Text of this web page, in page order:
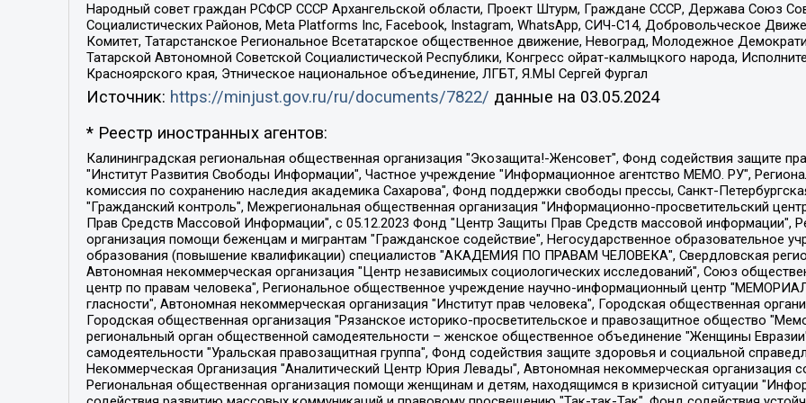
Народный совет граждан РСФСР СССР Архангельской области, Проект Штурм, Граждане СССР, Держава Союз
Социалистических Районов, Meta Platforms Inc, Facebook, Instagram, WhatsApp, СИЧ-С14, Добровольческое
Комитет, Татарстанское Региональное Всетатарское общественное движение, Невоград, Молодежное
Татарской Автономной Советской Социалистической Республики, Конгресс ойрат-калмыцкого народа,
Красноярского края, Этническое национальное объединение, ЛГБТ, Я.МЫ Сергей Фургал
Источник: https://minjust.gov.ru/ru/documents/7822/ данные на 03.05.2024
* Реестр иностранных агентов:
Калининградская региональная общественная организация "Экозащита!-Женсовет", Фонд содействия защите прав и свобод граждан "Общественный вердикт", Фонд "Институт Развития Свободы Информации", Частное учреждение "Информационное агентство МЕМО. РУ", Региональная общественная организация "Общественная комиссия по сохранению наследия академика Сахарова", Фонд поддержки свободы прессы, Санкт-Петербургская общественная правозащитная организация "Гражданский контроль", Межрегиональная общественная организация "Информационно-просветительский центр "Мемориал", Региональный Фонд "Центр Защиты Прав Средств Массовой Информации", с 05.12.2023 Фонд "Центр Защиты Прав Средств массовой информации", Региональная общественная благотворительная организация помощи беженцам и мигрантам "Гражданское содействие", Негосударственное образовательное учреждение дополнительного профессионального образования (повышение квалификации) специалистов "АКАДЕМИЯ ПО ПРАВАМ ЧЕЛОВЕКА", Свердловская региональная общественная организация "Сутяжник", Автономная некоммерческая организация "Центр независимых социологических исследований", Союз общественных объединений "Российский исследовательский центр по правам человека", Региональное общественное учреждение научно-информационный центр "МЕМОРИАЛ", Некоммерческая организация "Фонд защиты гласности", Автономная некоммерческая организация "Институт прав человека", Городская общественная организация "Екатеринбургское общество "МЕМОРИАЛ", Городская общественная организация "Рязанское историко-просветительское и правозащитное общество "Мемориал" (Рязанский Мемориал), Челябинский региональный орган общественной самодеятельности – женское общественное объединение "Женщины Евразии", Челябинский региональный орган общественной самодеятельности "Уральская правозащитная группа", Фонд содействия защите здоровья и социальной справедливости имени Андрея Рылькова, Автономная Некоммерческая Организация "Аналитический Центр Юрия Левады", Автономная некоммерческая организация социальной поддержки населения "Проект Апрель", Региональная общественная организация помощи женщинам и детям, находящимся в кризисной ситуации "Информационно-методический центр "Анна", Фонд содействия развитию массовых коммуникаций и правовому просвещению "Так-так-Так", Фонд содействия устойчивому развитию "Серебряная тайга", Свердловский региональный общественный фонд социальных проектов "Новое время", "Idel.Реалии", Кавказ.Реалии, Крым.Реалии, Телеканал Настоящее Время, Татаро-башкирская служба Радио Свобода (Azatliq Radiosi), Радио Свободная Европа/Радио Свобода (PCE/PC), "Сибирь.Реалии", "Фактограф", Благотворительный фонд помощи осужденным и их семьям, Автономная некоммерческая организация "Институт глобализации и социальных движений", Фонд "В защиту прав заключенных", Частное учреждение "Центр поддержки и содействия развитию средств массовой информации", Пензенский региональный общественный благотворительный фонд "Гражданский союз", "Север.Реалии", Некоммерческая организация Фонд "Правовая инициатива", Общество с ограниченной ответственностью "Радио Свободная Европа/Радио Свобода", Чешское информационное агентство "MEDIUM-ORIENT", Красноярская региональная общественная организация "Мы против СПИДа", Камалягин Денис Николаевич, Маркелов Сергей Евгеньевич, Пономарев Лев Александрович, Савицкая Людмила Алексеевна, Автономная некоммерческая организация "Центр по работе с проблемой насилия "НАСИЛИЮ.НЕТ", Межрегиональный профессиональный союз работников здравоохранения "Альянс врачей", Юридическое лицо, зарегистрированное в Латвийской Республике, SIA "Medusa Project" (регистрационный номер 40103797863, дата регистрации 10.06.2014), Некоммерческая организация "Фонд по борьбе с коррупцией", Автономная некоммерческая организация "Институт права и публичной политики", Баданин Роман Сергеевич, Гликин Максим Александрович, Железнова Мария Михайловна, Лукьянова Юлия Сергеевна, Маетная Елизавета Витальевна, Маняхин Петр Борисович, Чуракова Ольга Владимировна, Ярош Юлия Петровна, Юридическое лицо "The Insider SIA", зарегистрированное в Риге, Латвийская Республика (дата регистрации 26.06.2015), являющееся администратором доменного имени интернет-издания "The Insider SIA", https://theins.ru, Постернак Алексей Евгеньевич, Рубин Михаил Аркадьевич, Анин Роман Александрович, Юридическое лицо Istories fonds, зарегистрированное в Латвийской Республике (регистрационный номер 50008295751, дата регистрации 24.02.2020), Великовский Дмитрий Александрович, Долинина Ирина Николаевна, Мароховская Алеся Алексеевна, Шлейнов Роман Юрьевич, Шмагун Олеся Валентиновна, Общество с ограниченной ответственностью "Альтаир 2021", Общество с ограниченной ответственностью "Вега 2021", Общество с ограниченной ответственностью "Главный редактор 2021", Общество с ограниченной ответственностью "Ромашки монолит", Важенков Артем Валерьевич, Ивановская областная общественная организация "Центр гендерных исследований", Гурман Юрий Альбертович, Медиапроект "ОВД-Инфо", Егоров Владимир Владимирович, Жилинский Владимир Александрович, Общество с ограниченной ответственностью "ЗП", Иванова София Юрьевна, Карезина Инна Павловна, Кильтау Екатерина Викторовна, Петров Алексей Викторович, Пискунов Сергей Евгеньевич, Смирнов Сергей Сергеевич, Тихонов Михаил Сергеевич, Общество с ограниченной ответственностью "ЖУРНАЛИСТ-ИНОСТРАННЫЙ АГЕНТ", Арапова Галина Юрьевна, Вольтская Татьяна Анатольевна, Американская компания "Mason G.E.S. Anonymous Foundation" (США), являющаяся владельцем интернет-издания https://mnews.world/, Компания "Stichting Bellingcat", зарегистрированная в Нидерландах (дата регистрации 11.07.2018), Захаров Андрей Вячеславович, Клепиковская Екатерина Дмитриевна, Общество с ограниченной ответственностью "МЕМО", Перл Роман Александрович, Симонов Евгений Алексеевич, Соловьева Елена Анатольевна, Сотников Даниил Владимирович, Сурначева Елизавета Дмитриевна, Автономная некоммерческая организация по защите прав человека и информированию населения "Якутия – Наше Мнение", Общество с ограниченной ответственностью "Москоу диджитал медиа", с 26.01.2023 Общество с ограниченной ответственностью "Чайка Белые сады", Ветошкина Валерия Валерьевна, Заговора Максим Александрович, Межрегиональное общественное движение "Российская ЛГБТ - сеть", Оленичев Максим Владимирович, Павлов Иван Юрьевич, Скворцова Елена Сергеевна, Общество с ограниченной ответственностью "Как бы инагент", Кочетков Игорь Викторович, Общество с ограниченной ответственностью "Честные выборы", Еланчик Олег Александрович, Общество с ограниченной ответственностью "Нобелевский призыв", Гималова Регина Эмилевна, Григорьев Андрей Валерьевич, Григорьева Алина Александровна, Ассоциация по содействию защите прав призывников, альтернативнослужащих и военнослужащих "Правозащитная группа